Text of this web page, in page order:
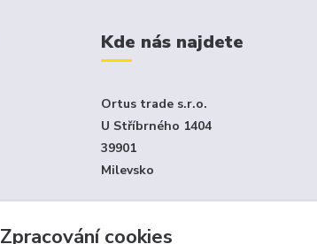
Kde nás najdete
Ortus trade s.r.o.
U Stříbrného 1404
39901
Milevsko
Jen e-shop - není klasický kamenný
Zpracování cookies